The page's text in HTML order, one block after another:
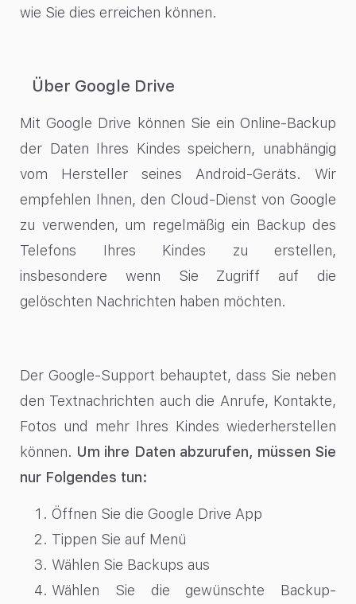
wie Sie dies erreichen können.
Über Google Drive
Mit Google Drive können Sie ein Online-Backup
der Daten Ihres Kindes speichern, unabhängig
vom Hersteller seines Android-Geräts. Wir
empfehlen Ihnen, den Cloud-Dienst von Google
zu verwenden, um regelmäßig ein Backup des
Telefons Ihres Kindes zu erstellen,
insbesondere wenn Sie Zugriff auf die
gelöschten Nachrichten haben möchten.
Der Google-Support behauptet, dass Sie neben
den Textnachrichten auch die Anrufe, Kontakte,
Fotos und mehr Ihres Kindes wiederherstellen
können. Um ihre Daten abzurufen, müssen Sie
nur Folgendes tun:
Öffnen Sie die Google Drive App
Tippen Sie auf Menü
Wählen Sie Backups aus
Wählen Sie die gewünschte Backup-